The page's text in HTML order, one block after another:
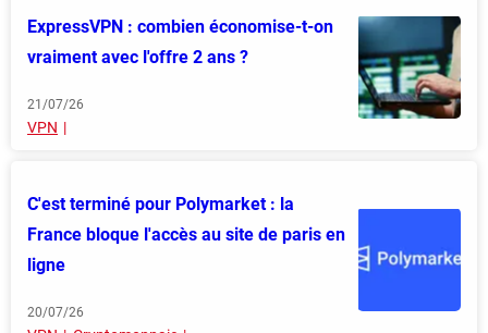
ExpressVPN : combien économise-t-on
vraiment avec l'offre 2 ans ?
21/07/26
VPN
C'est terminé pour Polymarket : la
France bloque l'accès au site de paris en
ligne
20/07/26